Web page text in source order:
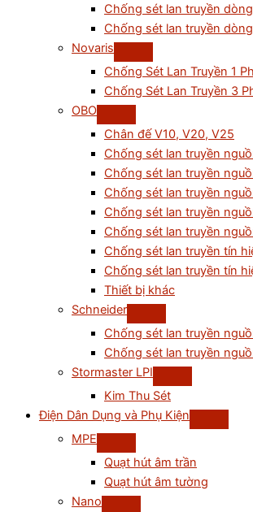
Chống sét lan truyền
Chống sét lan truyền
Novaris
Chống Sét Lan Truyền 1
Chống Sét Lan Truyền 3
OBO
Chân đế V10, V20, V25
Chống sét lan truyền
Chống sét lan truyền
Chống sét lan truyền
Chống sét lan truyền
Chống sét lan truyền
Chống sét lan truyền tín
Chống sét lan truyền tín
Thiết bị khác
Schneider
Chống sét lan truyền
Chống sét lan truyền
Stormaster LPI
Kim Thu Sét
Điện Dân Dụng và Phụ Kiện
MPE
Quạt hút âm trần
Quạt hút âm tường
Nano